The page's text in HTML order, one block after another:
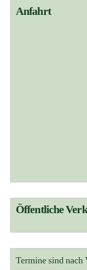
Anfahrt
Öffentliche
Termine sind nach